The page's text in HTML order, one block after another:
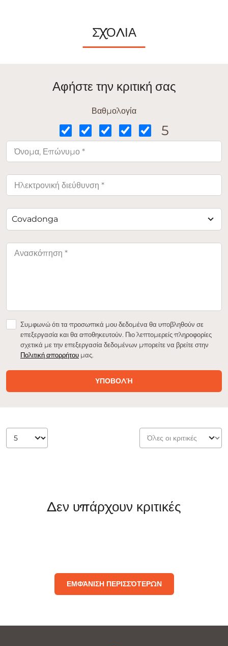
ΣΧΌΛΙΑ
Αφήστε την κριτική σας
Βαθμολογία
5
Covadonga
Συμφωνώ ότι τα προσωπικά μου δεδομένα θα υποβληθούν σε
επεξεργασία και θα αποθηκευτούν. Πιο λεπτομερείς πληροφορίες
σχετικά με την επεξεργασία δεδομένων μπορείτε να βρείτε στην
Πολιτική απορρήτου μας.
ΥΠΟΒΟΛΉ
Δεν υπάρχουν κριτικές
ΕΜΦΆΝΙΣΗ ΠΕΡΙΣΣΌΤΕΡΩΝ